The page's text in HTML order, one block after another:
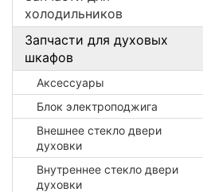
холодильников
Запчасти для духовых
шкафов
Аксессуары
Блок электроподжига
Внешнее стекло двери
духовки
Внутреннее стекло двери
духовки